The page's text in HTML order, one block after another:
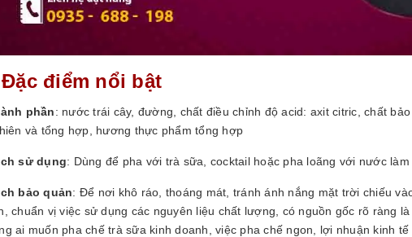
điểm nổi bật
phần: nước trái cây, đường, chất điều chỉnh độ acid: axit citric, chất
và tổng hợp, hương thực phẩm tổng hợp
sử dụng: Dùng để pha với trà sữa, cocktail hoặc pha loãng với nước
bảo quản: Để nơi khô ráo, thoáng mát, tránh ánh nắng mặt trời chiếu
chuẩn vị việc sử dụng các nguyên liệu chất lượng, có nguồn gốc rõ ràng
ai muốn pha chế trà sữa kinh doanh, việc pha chế ngon, lợi nhuận kinh